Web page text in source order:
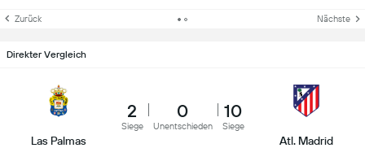
Zurück Nächste
Direkter Vergleich
Las Palmas
2
Siege
0
Unentschieden
10
Siege
Atl. Madrid